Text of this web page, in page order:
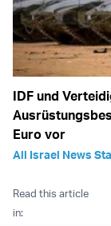
IDF und
Euro vor
All Israel News
Read this article
in: